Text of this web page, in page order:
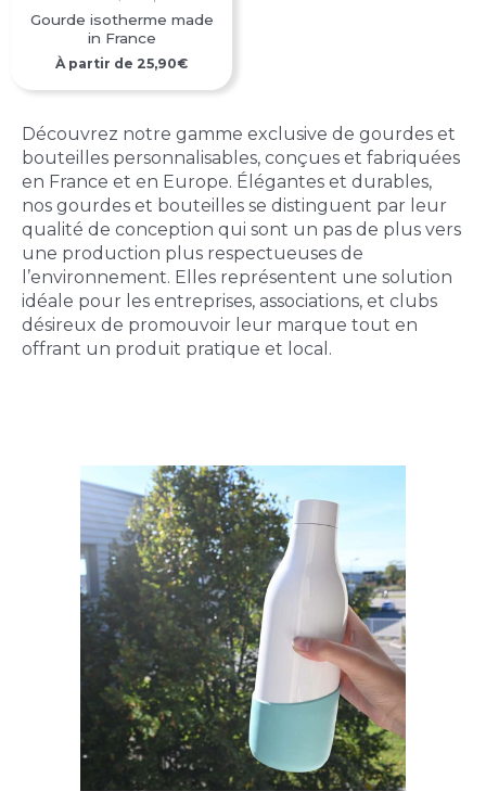
Gourde isotherme made
in France
À partir de 25,90€
Découvrez notre gamme exclusive de gourdes et
bouteilles personnalisables, conçues et fabriquées
en France et en Europe. Élégantes et durables,
nos gourdes et bouteilles se distinguent par leur
qualité de conception qui sont un pas de plus vers
une production plus respectueuses de
l’environnement. Elles représentent une solution
idéale pour les entreprises, associations, et clubs
désireux de promouvoir leur marque tout en
offrant un produit pratique et local.